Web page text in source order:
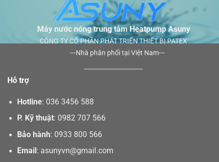
Máy nước nóng trung tâm Heatpump Asuny
CÔNG TY CỔ PHẦN PHÁT TRIỂN THIẾT BỊ PATEX
---Nhà phân phối tại Việt Nam---
Hỗ trợ
Hotline: 036 3456 588
P. Kỹ thuật: 0982 707 566
Bảo hành: 0933 800 566
Email : asunyvn@gmail.com